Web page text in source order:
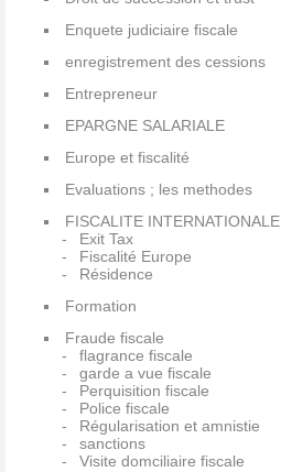
Enquete judiciaire fiscale
enregistrement des cessions
Entrepreneur
EPARGNE SALARIALE
Europe et fiscalité
Evaluations ; les methodes
FISCALITE INTERNATIONALE
Exit Tax
Fiscalité Europe
Résidence
Formation
Fraude fiscale
flagrance fiscale
garde a vue fiscale
Perquisition fiscale
Police fiscale
Régularisation et amnistie
sanctions
Visite domciliaire fiscale